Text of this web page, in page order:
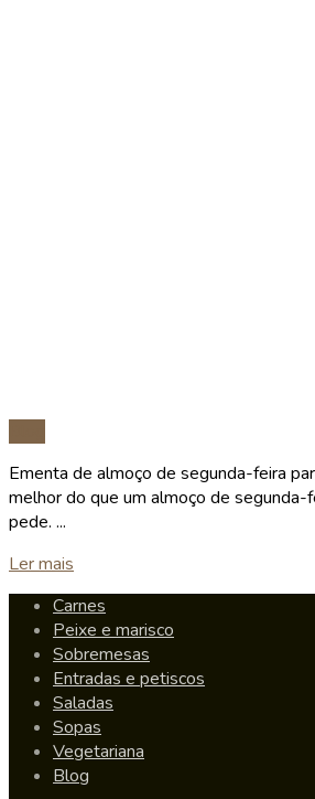
Ementa de almoço de segunda-feira
melhor do que um almoço de
pede. ...
Ler mais
Carnes
Peixe e marisco
Sobremesas
Entradas e petiscos
Saladas
Sopas
Vegetariana
Blog